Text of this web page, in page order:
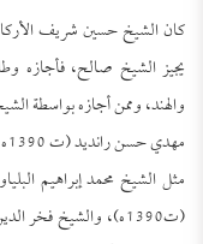
يجيز الشيخ صالح، فأجازه